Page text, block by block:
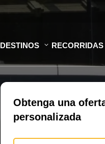
DESTINOS RECORRIDAS
Obtenga una
personalizada